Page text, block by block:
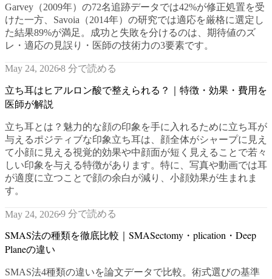
Garvey（2009年）の72名追跡データでは42%が修正処置を受
けた一方、Savoia（2014年）の研究では適応を厳格に選定し
た結果89%が満足。成功と失敗を分けるのは、期待値のズ
レ・適応の見誤り・医師の技術力の3要素です。
May 24, 20268 分で読める
立ち耳はヒアルロン酸で整えられる？｜特徴・効果・費用を
医師が解説
立ち耳とは？魅力的な顔の印象を手に入れるために立ち耳が
与えるポジティブな印象立ち耳は、顔全体がシャープに見え
て小顔に見える視覚的効果や中顔面が短く見えることで若々
しい印象を与える特徴があります。特に、写真や動画では耳
が適度に立つことで顔の余白が減り、小顔効果が生まれま
す。
May 24, 20269 分で読める
SMAS法の種類を徹底比較｜SMASectomy・plication・Deep
Planeの違い
SMAS法4種類の違いを論文データで比較。術式選びの基準